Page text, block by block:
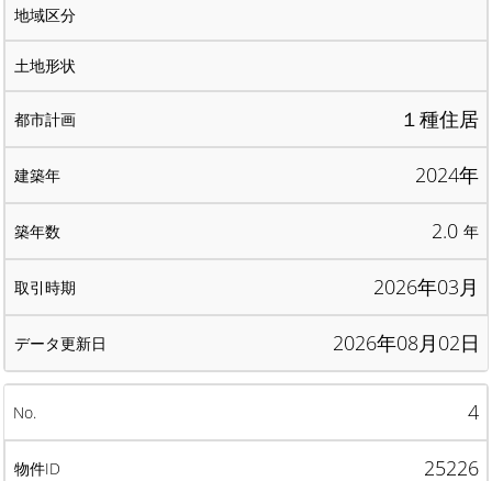
１種住居
2024年
2.0 年
2026年03月
2026年08月02日
4
25226